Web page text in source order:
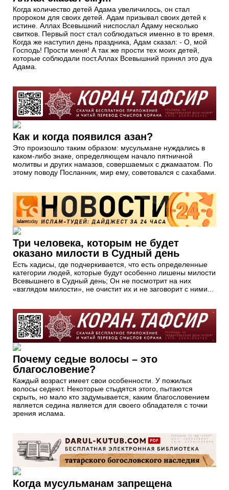
Когда количество детей Адама увеличилось, он стал
пророком для своих детей. Адам призывал своих детей к
истине. Аллах Всевышний ниспослал Адаму несколько
свитков. Первый пост стал соблюдаться именно в то время.
Когда же наступил день праздника, Адам сказал: - О, мой
Господь! Прости меня! А так же прости тех моих детей,
которые соблюдали пост.Аллах Всевышний принял это дуа
Адама.
Как и когда появился азан?
Это произошло таким образом: мусульмане нуждались в
каком-либо знаке, определяющем начало пятничной
молитвы и других намазов, совершаемых с джамаатом. По
этому поводу Посланник, мир ему, советовался с сахабами.
Три человека, которым не будет
оказано милости в Судный день
Есть хадисы, где подчеркивается, что есть определенные
категории людей, которые будут особенно лишены милости
Всевышнего в Судный день; Он не посмотрит на них
«взглядом милости», не очистит их и не заговорит с ними...
Почему седые волосы – это
благословение?
Каждый возраст имеет свои особенности. У пожилых
волосы седеют. Некоторые стыдятся этого, пытаются
скрыть, но мало кто задумывается, каким благословением
является седина является для своего обладателя с точки
зрения ислама.
Когда мусульманам запрещена